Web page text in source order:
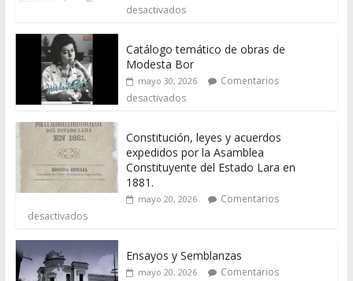
desactivados
Catálogo temático de obras de
Modesta Bor
mayo 30, 2026
Comentarios
desactivados
Constitución, leyes y acuerdos
expedidos por la Asamblea
Constituyente del Estado Lara en
1881.
mayo 20, 2026
Comentarios
desactivados
Ensayos y Semblanzas
mayo 20, 2026
Comentarios